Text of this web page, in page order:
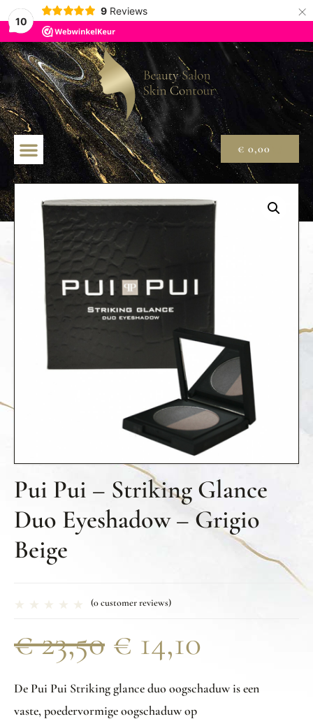
10
9 Reviews ×
€ 0,00
Pui Pui – Striking Glance
Duo Eyeshadow – Grigio
Beige
(0customer reviews)
€23,50 € 14,10
De Pui Pui Striking glance duo oogschaduw is een
vaste, poedervormige oogschaduw op